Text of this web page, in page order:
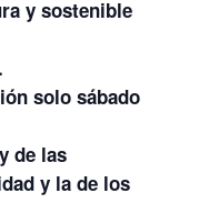
y sostenible
solo sábado
de las
y la de los